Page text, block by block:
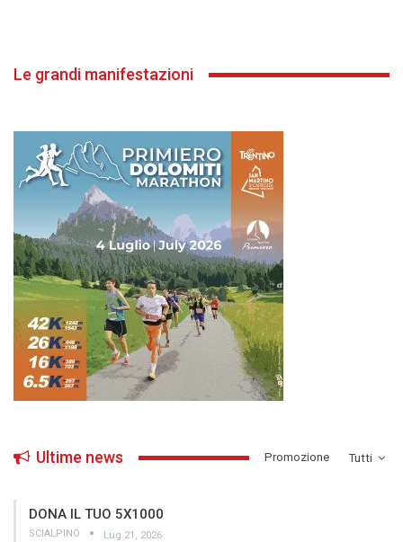
Le grandi manifestazioni
Tutti
Ultime news ­Promozione
DONA IL TUO 5X1000
SCIALPINO Lug 21, 2026